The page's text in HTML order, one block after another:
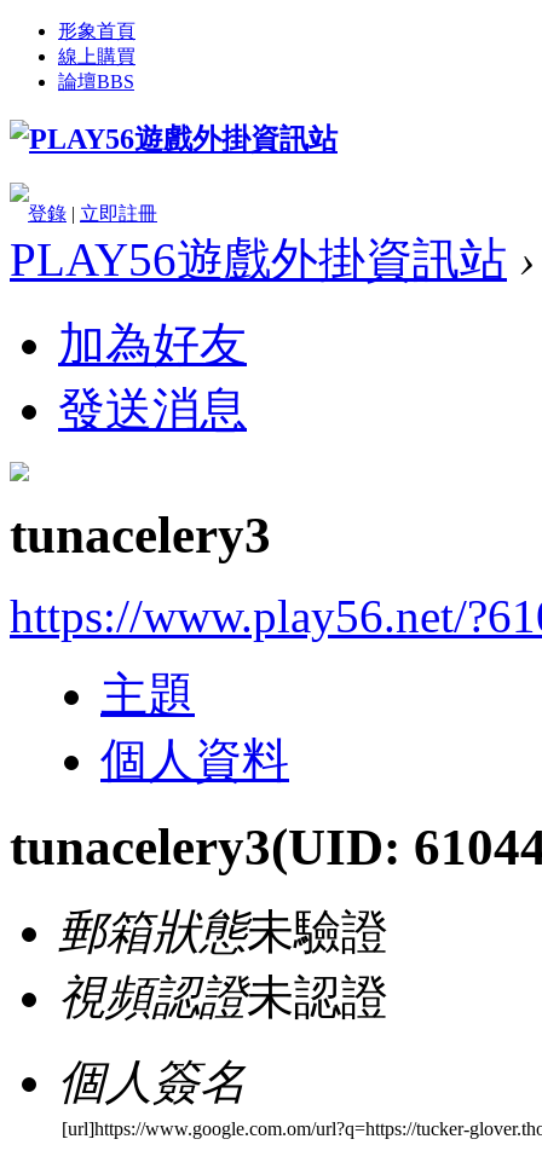
形象首頁
線上購買
論壇BBS
登錄 | 立即註冊
PLAY56遊戲外掛資訊站 ›
加為好友
發送消息
tunacelery3
https://www.play56.net/
主題
個人資料
tunacelery3(UID:
郵箱狀態未驗證
視頻認證未認證
個人簽名
[url]https://www.google.com.om/url?q=https://tucker-